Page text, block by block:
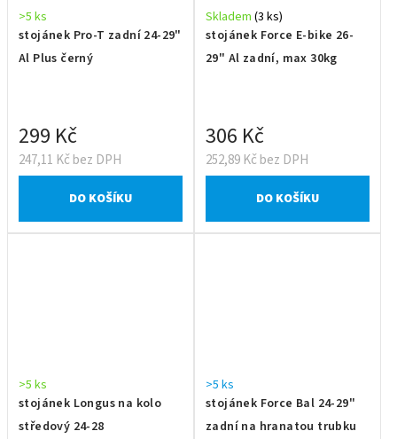
stojánek Pro-T zadní 24-29"
Al Plus černý
>5 ks
247,11 Kč bez DPH
299 Kč
DO KOŠÍKU
stojánek Force E-bike 26-
29" Al zadní, max 30kg
Skladem (3 ks)
252,89 Kč bez DPH
306 Kč
DO KOŠÍKU
stojánek Longus na kolo
středový 24-28
>5 ks
stojánek Force Bal 24-29"
zadní na hranatou trubku
>5 ks